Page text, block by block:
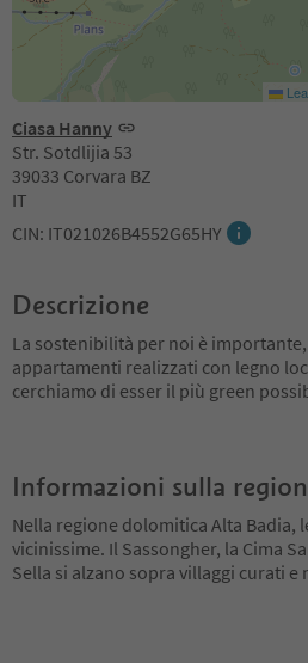
Ciasa Hanny
Str. Sotdlijia 53
39033 Corvara BZ
IT
CIN: IT021026B4552G65HY
Descrizione
La sostenibilità per noi è
appartamenti realizzati con legno
cerchiamo di esser il più green
Informazioni sulla
Nella regione dolomitica Alta Badia,
vicinissime. Il Sassongher, la Cima
Sella si alzano sopra villaggi curati e